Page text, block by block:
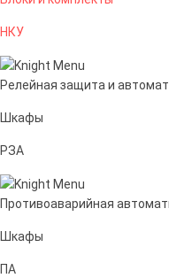
НКУ
Релейная защита и
Шкафы
РЗА
Противоаварийная
Шкафы
ПА